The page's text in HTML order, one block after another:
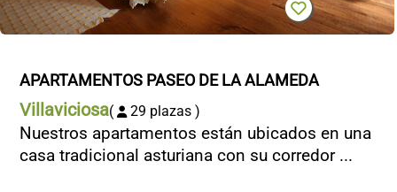
APARTAMENTOS PASEO DE LA ALAMEDA
Villaviciosa( 29 plazas )
Nuestros apartamentos están ubicados en una
casa tradicional asturiana con su corredor ...